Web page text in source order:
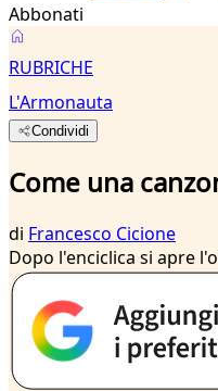
Abbonati
RUBRICHE
L'Armonauta
Condividi
Come una
di Francesco Cicione
Dopo l'enciclica si apre